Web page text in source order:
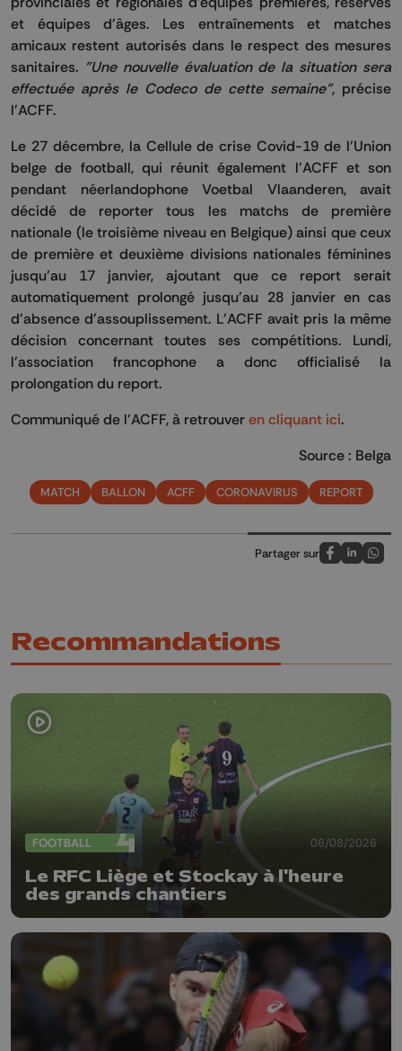
et équipes d'âges. Les entraînements et matches
amicaux restent autorisés dans le respect des mesures
sanitaires. "Une nouvelle évaluation de la situation sera
effectuée après le Codeco de cette semaine", précise
l'ACFF.
Le 27 décembre, la Cellule de crise Covid-19 de l'Union
belge de football, qui réunit également l'ACFF et son
pendant néerlandophone Voetbal Vlaanderen, avait
décidé de reporter tous les matchs de première
nationale (le troisième niveau en Belgique) ainsi que ceux
de première et deuxième divisions nationales féminines
jusqu'au 17 janvier, ajoutant que ce report serait
automatiquement prolongé jusqu'au 28 janvier en cas
d'absence d'assouplissement. L'ACFF avait pris la même
décision concernant toutes ses compétitions. Lundi,
l'association francophone a donc officialisé la
prolongation du report.
Communiqué de l'ACFF, à retrouver en cliquant ici.
Source : Belga
MATCH BALLON ACFF CORONAVIRUS REPORT
Partager sur
Partagez sur
Partagez
Recommandations
FOOTBALL 06/08/2026
Le RFC Liège et Stockay à l'heure
des grands chantiers